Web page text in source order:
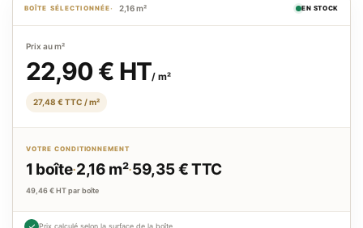
BOÎTE SÉLECTIONNÉE 2,16 m² EN STOCK
Prix au m²
22,90 € HT/ m²
27,48 € TTC / m²
VOTRE CONDITIONNEMENT
1 boîte·2,16 m²·59,35 € TTC
49,46 € HTpar boîte
Prix calculé selon la surface de la boîte